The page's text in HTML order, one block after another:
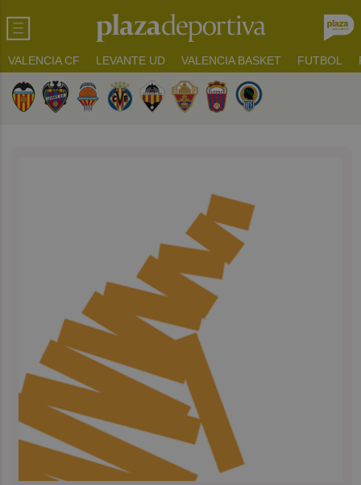
VALENCIA CF LEVANTE UD VALENCIA BASKET FUTBOL